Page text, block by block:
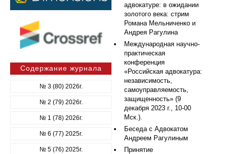
Содержание журнала
№ 3 (80) 2026г.
№ 2 (79) 2026г.
№ 1 (78) 2026г.
№ 6 (77) 2025г.
№ 5 (76) 2025г.
адвокатуре: в ожидании
золотого века: стрим
Романа Мельниченко и
Андрея Рагулина
Международная научно-
практическая
конференция
«Российская адвокатура:
независимость,
самоуправляемость,
защищенность» (9
декабря 2023 г., 10-00
Мск.).
Беседа с Адвокатом
Андреем Рагулиным
Принятие